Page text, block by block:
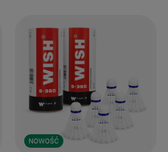
NOWOŚĆ